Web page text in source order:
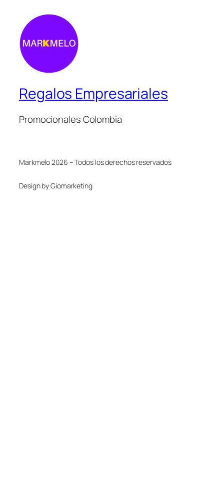
Regalos Empresariales
Promocionales Colombia
Markmelo 2026 – Todos los derechos reservados
Design by Giomarketing